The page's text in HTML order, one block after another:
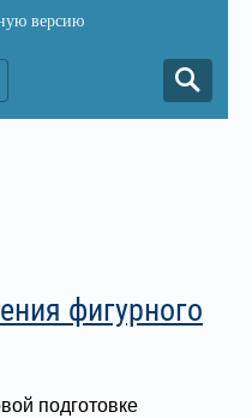
версию
фигурного
подготовке